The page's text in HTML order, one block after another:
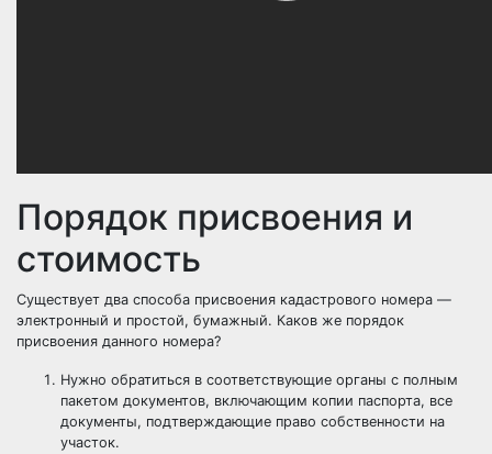
Порядок присвоения и
стоимость
Существует два способа присвоения кадастрового номера —
электронный и простой, бумажный. Каков же порядок
присвоения данного номера?
Нужно обратиться в соответствующие органы с полным
пакетом документов, включающим копии паспорта, все
документы, подтверждающие право собственности на
участок.